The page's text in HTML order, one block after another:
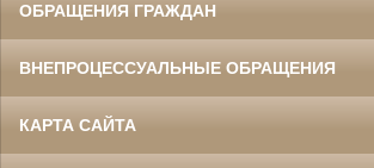
ОБРАЩЕНИЯ ГРАЖДАН
ВНЕПРОЦЕССУАЛЬНЫЕ ОБРАЩЕНИЯ
КАРТА САЙТА